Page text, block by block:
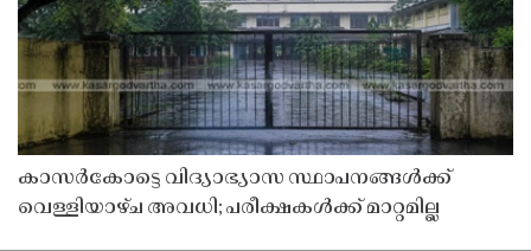
കാസർകോട്ടെ വിദ്യാഭ്യാസ സ്ഥാപനങ്ങൾക്ക്
വെള്ളിയാഴ്ച അവധി; പരീക്ഷകൾക്ക് മാറ്റമില്ല